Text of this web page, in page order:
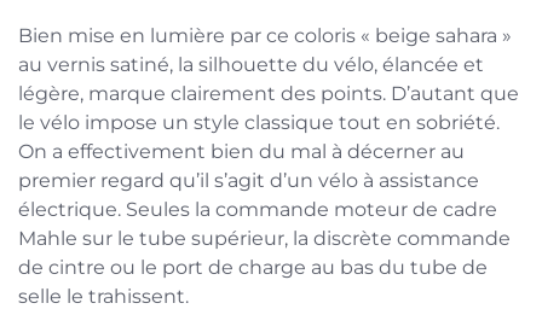
Bien mise en lumière par ce coloris « beige sahara »
au vernis satiné, la silhouette du vélo, élancée et
légère, marque clairement des points. D’autant que
le vélo impose un style classique tout en sobriété.
On a effectivement bien du mal à décerner au
premier regard qu’il s’agit d’un vélo à assistance
électrique. Seules la commande moteur de cadre
Mahle sur le tube supérieur, la discrète commande
de cintre ou le port de charge au bas du tube de
selle le trahissent.